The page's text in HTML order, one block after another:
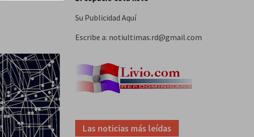
Su Publicidad Aquí
Escribe a: notiultimas.rd@gmail.com
Las noticias más leídas